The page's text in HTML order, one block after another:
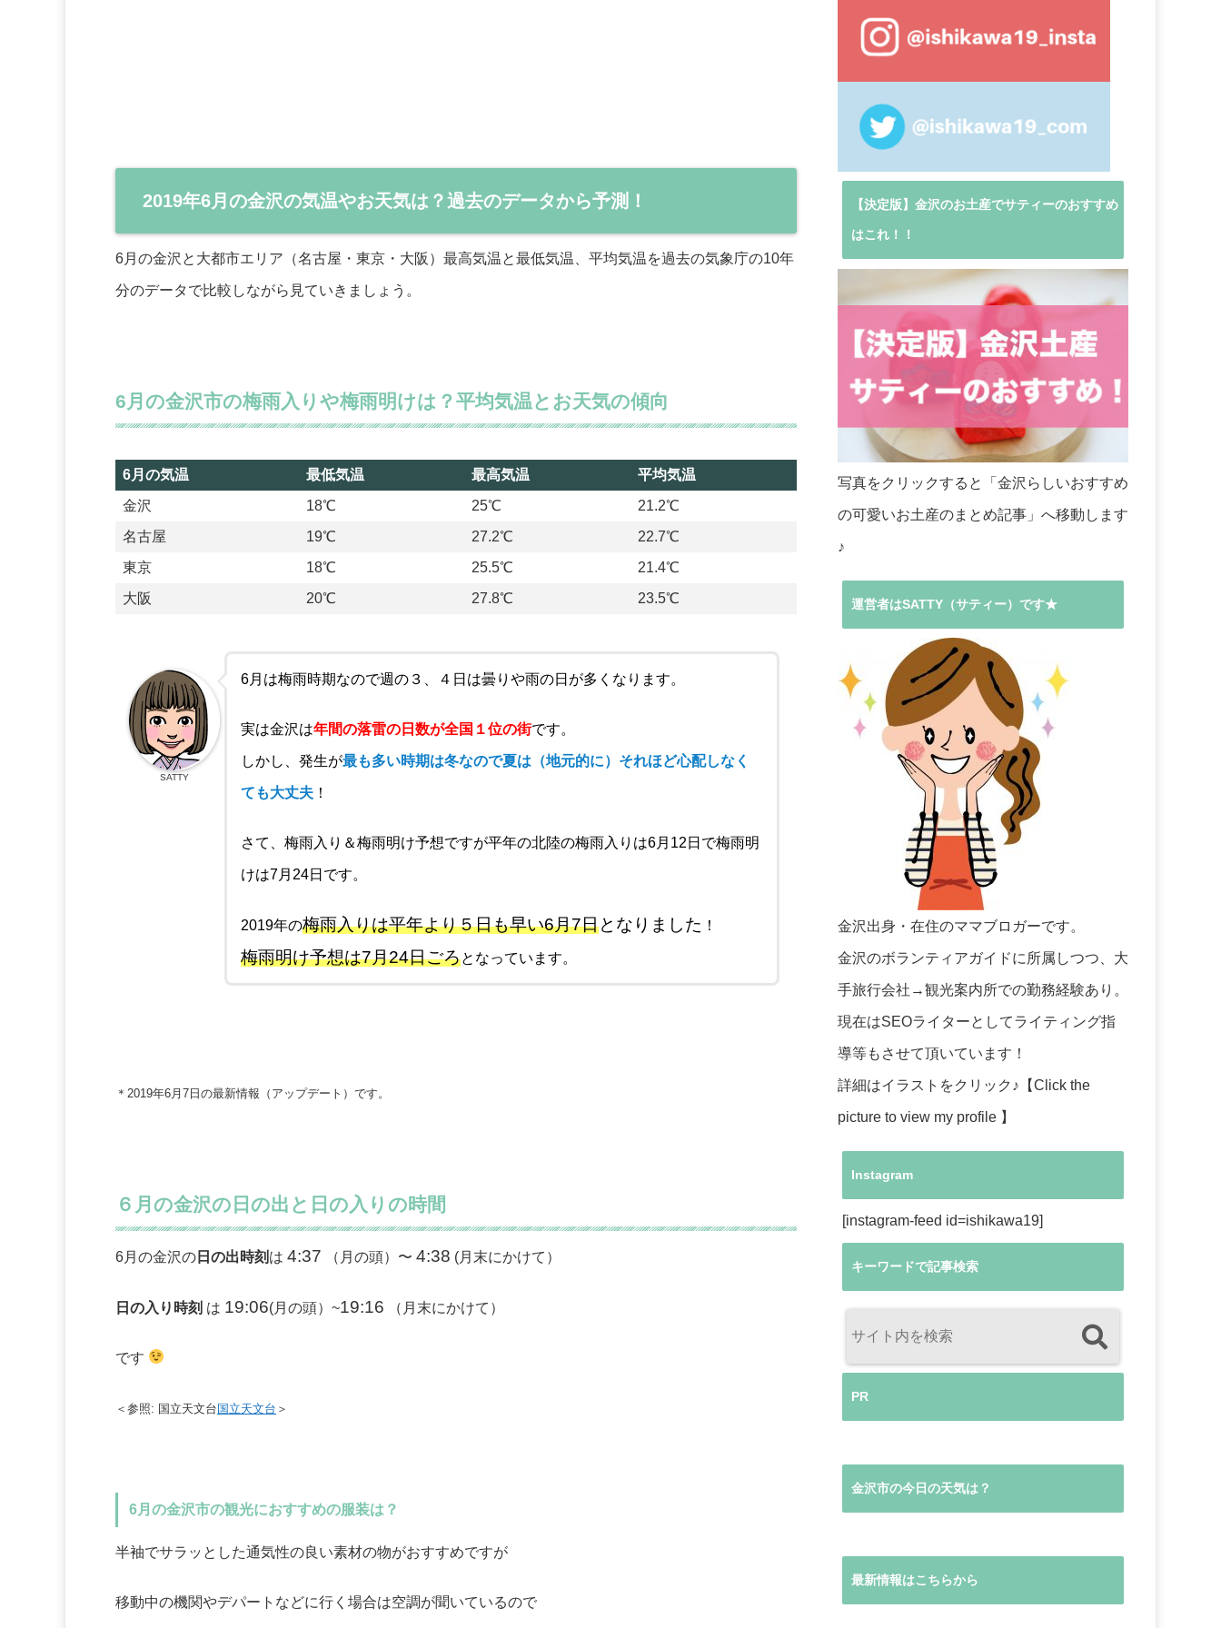
2019年6月の金沢の気温やお天気は？過去のデータから予測！
6月の金沢と大都市エリア（名古屋・東京・大阪）最高気温と最低気温、平均気温を過去の気象庁の10年
分のデータで比較しながら見ていきましょう。
6月の金沢市の梅雨入りや梅雨明けは？平均気温とお天気の傾向
6月の気温 最低気温 最高気温
平均気温
6月の気温
最低気温 最高気温 平均気温
金沢 18℃ 25℃
21.2℃
名古屋
19℃ 27.2℃
22.7℃
東京
18℃ 25.5℃
21.4℃
大阪
20℃ 27.8℃ 23.5℃
6月は梅雨時期なので週の３、４日は曇りや雨の日が多くなります。
実は金沢は年間の落雷の日数が全国１位の街です。
しかし、発生が最も多い時期は冬なので夏は（地元的に）それほど心配しなく
ても大丈夫 ！
さて、梅雨入り＆梅雨明け予想ですが平年の北陸の梅雨入りは6月12日で梅雨明
けは7月24日です。
2019年の梅雨入りは平年より５日も早い6月7日となりました ！
梅雨明け予想は7月24日ごろとなっています。
SATTY
＊2019年6月7日の最新情報（アップデート）です。
６月の金沢の日の出と日の入りの時間
6月の金沢の 日の出時刻 は 4:37 （月の頭）〜 4:38 (月末にかけて）
日の入り時刻 は 19:06(月の頭）~19:16 （月末にかけて）
です
＜参照: 国立天文台国立天文台 ＞
6月の金沢市の観光におすすめの服装は？
半袖でサラッとした通気性の良い素材の物がおすすめですが
移動中の機関やデパートなどに行く場合は空調が聞いているので
【決定版】金沢のお土産でサティーのおすすめ
はこれ！！
写真をクリックすると「金沢らしいおすすめ
の可愛いお土産のまとめ記事」へ移動します
♪
運営者はSATTY（サティー）です★
金沢出身・在住のママブロガーです。
金沢のボランティアガイドに所属しつつ、大
手旅行会社→観光案内所での勤務経験あり。
現在はSEOライターとしてライティング指
導等もさせて頂いています！
詳細はイラストをクリック♪【Click the
picture to view my profile 】
Instagram
[instagram-feed id=ishikawa19]
キーワードで記事検索
PR
金沢市の今日の天気は？
最新情報はこちらから